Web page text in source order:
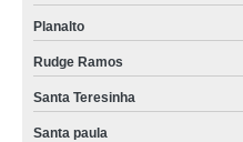
Planalto
Rudge Ramos
Santa Teresinha
Santa paula